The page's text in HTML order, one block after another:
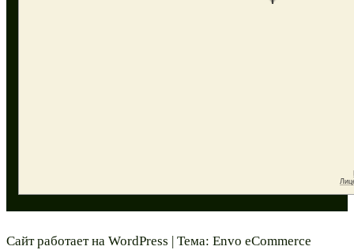
Сайт работает на WordPress | Тема: Envo eCommerce